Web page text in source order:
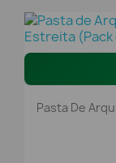
Pasta De